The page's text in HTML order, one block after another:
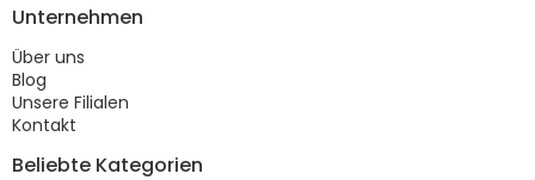
Unternehmen
Über uns
Blog
Unsere Filialen
Kontakt
Beliebte Kategorien